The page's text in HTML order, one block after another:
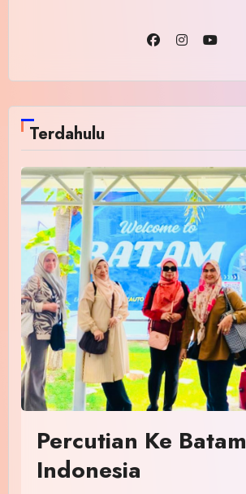
Terdahulu
Percutian Ke Batam
Indonesia